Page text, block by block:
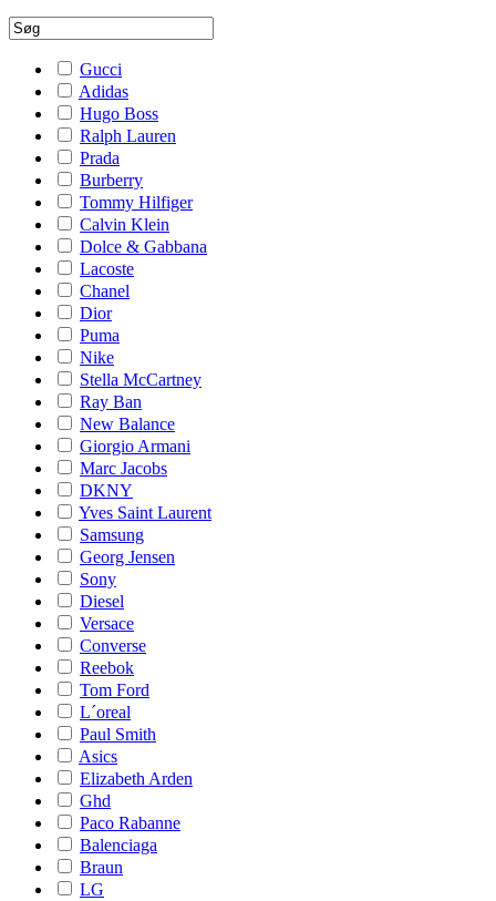
Gucci
Adidas
Hugo Boss
Ralph Lauren
Prada
Burberry
Tommy Hilfiger
Calvin Klein
Dolce & Gabbana
Lacoste
Chanel
Dior
Puma
Nike
Stella McCartney
Ray Ban
New Balance
Giorgio Armani
Marc Jacobs
DKNY
Yves Saint Laurent
Samsung
Georg Jensen
Sony
Diesel
Versace
Converse
Reebok
Tom Ford
L´oreal
Paul Smith
Asics
Elizabeth Arden
Ghd
Paco Rabanne
Balenciaga
Braun
LG